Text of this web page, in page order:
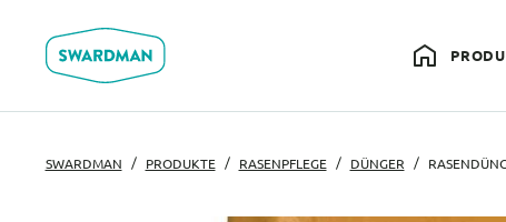
SWARDMAN PRODUKTE RASENPFLEGE DÜNGER